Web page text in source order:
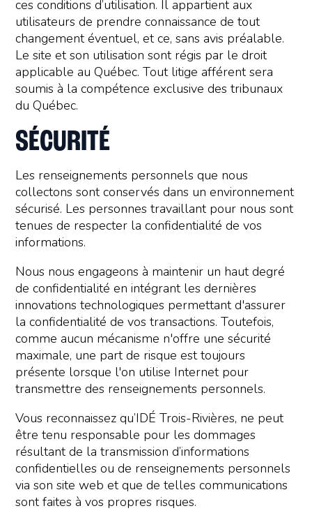
ces conditions d’utilisation. Il appartient aux
utilisateurs de prendre connaissance de tout
changement éventuel, et ce, sans avis préalable.
Le site et son utilisation sont régis par le droit
applicable au Québec. Tout litige afférent sera
soumis à la compétence exclusive des tribunaux
du Québec.
SÉCURITÉ
Les renseignements personnels que nous
collectons sont conservés dans un environnement
sécurisé. Les personnes travaillant pour nous sont
tenues de respecter la confidentialité de vos
informations.
Nous nous engageons à maintenir un haut degré
de confidentialité en intégrant les dernières
innovations technologiques permettant d'assurer
la confidentialité de vos transactions. Toutefois,
comme aucun mécanisme n'offre une sécurité
maximale, une part de risque est toujours
présente lorsque l'on utilise Internet pour
transmettre des renseignements personnels.
Vous reconnaissez qu’IDÉ Trois-Rivières, ne peut
être tenu responsable pour les dommages
résultant de la transmission d’informations
confidentielles ou de renseignements personnels
via son site web et que de telles communications
sont faites à vos propres risques.